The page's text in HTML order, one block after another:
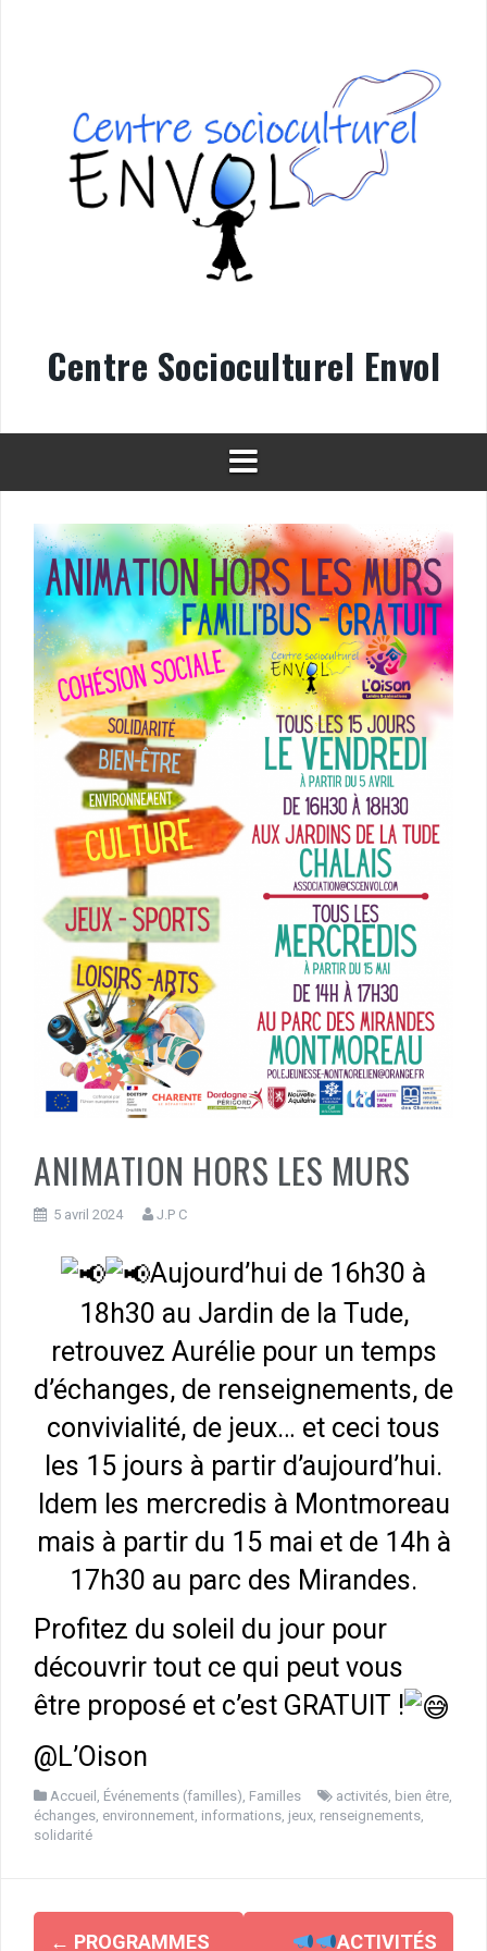
Centre Socioculturel Envol
ANIMATION HORS LES MURS
5 avril 2024 J.P C
Aujourd’hui de 16h30 à
18h30 au Jardin de la Tude,
retrouvez Aurélie pour un temps
d’échanges, de renseignements, de
convivialité, de jeux… et ceci tous
les 15 jours à partir d’aujourd’hui.
Idem les mercredis à Montmoreau
mais à partir du 15 mai et de 14h à
17h30 au parc des Mirandes.
Profitez du soleil du jour pour
découvrir tout ce qui peut vous
être proposé et c’est GRATUIT !
@L’Oison
Accueil Événements (familles) Familles activités bien être
échanges environnement informations jeux renseignements
solidarité
Navigation
← PROGRAMMES ACTIVITÉS